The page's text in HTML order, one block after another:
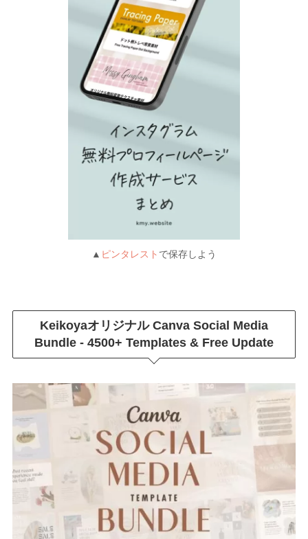
▲ ピンタレスト で保存しよう
Keikoyaオリジナル Canva Social Media
Bundle - 4500+ Templates & Free Update